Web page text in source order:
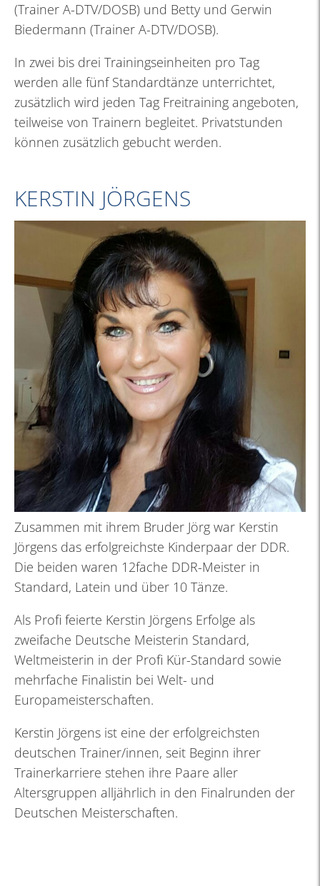
(Trainer A-DTV/DOSB) und Betty und Gerwin
Biedermann (Trainer A-DTV/DOSB).
In zwei bis drei Trainingseinheiten pro Tag
werden alle fünf Standardtänze unterrichtet,
zusätzlich wird jeden Tag Freitraining angeboten,
teilweise von Trainern begleitet. Privatstunden
können zusätzlich gebucht werden.
KERSTIN JÖRGENS
Zusammen mit ihrem Bruder Jörg war Kerstin
Jörgens das erfolgreichste Kinderpaar der DDR.
Die beiden waren 12fache DDR-Meister in
Standard, Latein und über 10 Tänze.
Als Profi feierte Kerstin Jörgens Erfolge als
zweifache Deutsche Meisterin Standard,
Weltmeisterin in der Profi Kür-Standard sowie
mehrfache Finalistin bei Welt- und
Europameisterschaften.
Kerstin Jörgens ist eine der erfolgreichsten
deutschen Trainer/innen, seit Beginn ihrer
Trainerkarriere stehen ihre Paare aller
Altersgruppen alljährlich in den Finalrunden der
Deutschen Meisterschaften.